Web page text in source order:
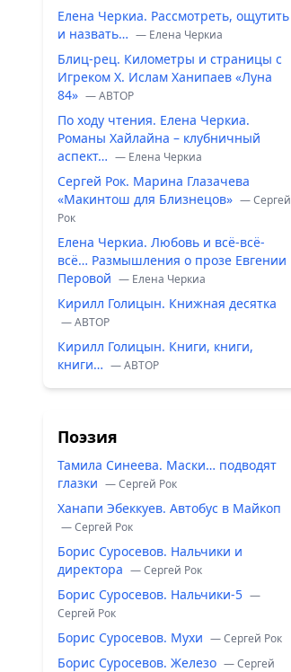
Елена Черкиа. Рассмотреть, ощутить
и назвать… — Елена Черкиа
Блиц-рец. Километры и страницы с
Игреком Х. Ислам Ханипаев «Луна
84» — ABTOP
По ходу чтения. Елена Черкиа.
Романы Хайлайна – клубничный
аспект… — Елена Черкиа
Сергей Рок. Марина Глазачева
«Макинтош для Близнецов» — Сергей
Рок
Елена Черкиа. Любовь и всё-всё-
всё… Размышления о прозе Евгении
Перовой — Елена Черкиа
Кирилл Голицын. Книжная десятка
— ABTOP
Кирилл Голицын. Книги, книги,
книги… — ABTOP
Поэзия
Тамила Синеева. Маски… подводят
глазки — Сергей Рок
Ханапи Эбеккуев. Автобус в Майкоп
— Сергей Рок
Борис Суросевов. Нальчики и
директора — Сергей Рок
Борис Суросевов. Нальчики-5 —
Сергей Рок
Борис Суросевов. Мухи — Сергей Рок
Борис Суросевов. Железо — Сергей